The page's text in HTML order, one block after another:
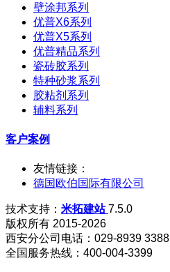
壁涂邦系列
优普X6系列
优普X5系列
优普精品系列
瓷砖胶系列
特种砂浆系列
胶粘剂系列
辅料系列
客户案例
友情链接：
德国欧伯国际有限公司
技术支持： 米拓建站7.5.0
版权所有 2015-2026
西安分公司电话：029-8939 3388
全国服务热线：400-004-3399